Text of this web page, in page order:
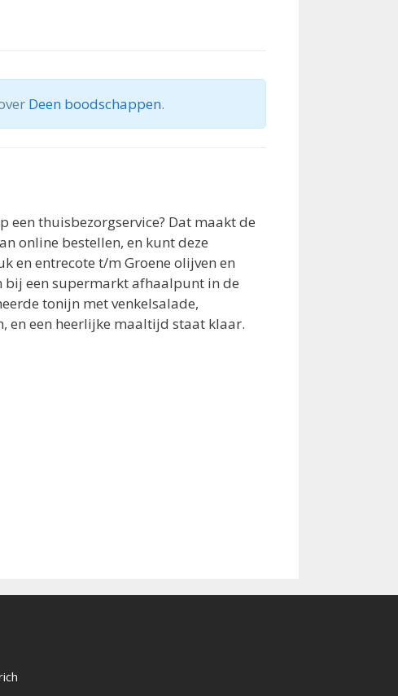
Deen boodschappen.
een thuisbezorgservice? Dat maakt de
online bestellen, en kunt deze
en entrecote t/m Groene olijven en
bij een supermarkt afhaalpunt in de
tonijn met venkelsalade,
en een heerlijke maaltijd staat klaar.